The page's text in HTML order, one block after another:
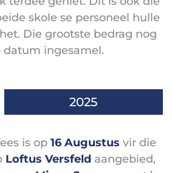
skole se personeel hulle
Die grootste bedrag nog
datum ingesamel.
2025
is op 16 Augustus vir die
Loftus Versfeld aangebied,